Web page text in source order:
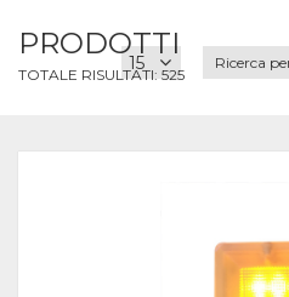
Ricerca
PRODOTTI
TOTALE RISULTATI:525